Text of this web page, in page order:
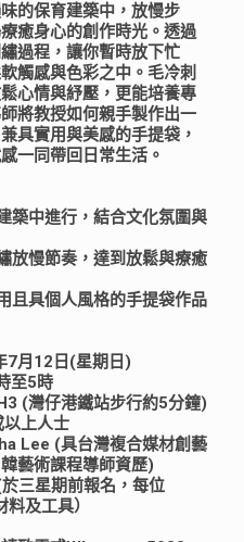
的保育建築中，放慢步
癒身心的創作時光。透過
過程，讓你暫時放下忙
觸感與色彩之中。毛冷刺
心情與紓壓，更能培養專
將教授如何親手製作出一
具實用與美感的手提袋，
一同帶回日常生活。
築中進行，結合文化氛圍與
放慢節奏，達到放鬆與療癒
且具個人風格的手提袋作品
7月12日(星期日)
至5時
(灣仔港鐵站步行約5分鐘)
上人士
Lee (具台灣複合媒材創藝
藝術課程導師資歷)
三星期前報名，每位
及工具）